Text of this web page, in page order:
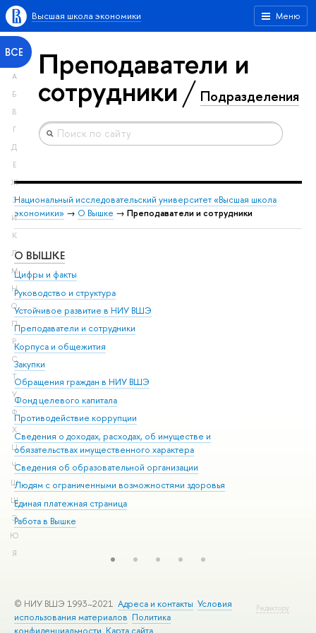
Меню
Высшая школа экономики
ВСЕ
А
Б
В
Г
Д
Е
Ж
З
И
К
Л
М
Н
О
П
Р
С
Т
У
Ф
Х
Ц
Ч
Ш
Щ
Э
Ю
Я
Преподаватели и
сотрудники Подразделения
Национальный исследовательский университет «Высшая школа
экономики» → О Вышке → Преподаватели и сотрудники
О ВЫШКЕ
Цифры и факты
Руководство и структура
Устойчивое развитие в НИУ ВШЭ
Преподаватели и сотрудники
Корпуса и общежития
Закупки
Обращения граждан в НИУ ВШЭ
Фонд целевого капитала
Противодействие коррупции
Сведения о доходах, расходах, об имуществе и
обязательствах имущественного характера
Сведения об образовательной организации
Людям с ограниченными возможностями здоровья
Единая платежная страница
Работа в Вышке
Редактору
© НИУ ВШЭ 1993–2021 Адреса и контакты Условия
использования материалов Политика
конфиденциальности Карта сайта